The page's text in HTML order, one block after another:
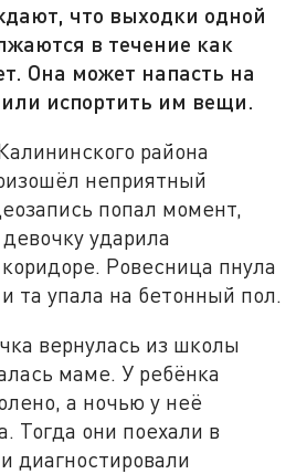
что выходки одной
в течение как
Она может напасть на
испортить им вещи.
района
неприятный
попал момент,
ударила
Ровесница пнула
та упала на бетонный пол.
вернулась из школы
маме. У ребёнка
а ночью у неё
Тогда они поехали в
диагностировали